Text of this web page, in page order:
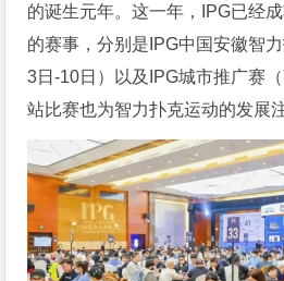
的诞生元年。这一年，IPG已经
的赛事，分别是IPG中国安徽智
3日-10日）以及IPG城市推广赛
站比赛也为智力扑克运动的发展